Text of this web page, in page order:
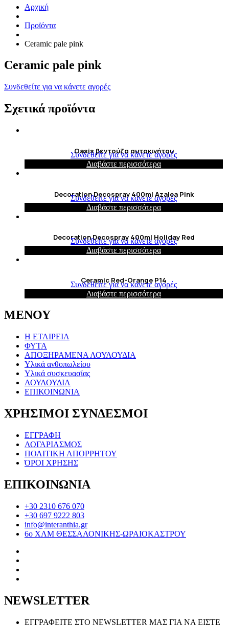
Αρχική
Προϊόντα
Ceramic pale pink
Ceramic pale pink
Συνδεθείτε για να κάνετε αγορές
Σχετικά προϊόντα
Oasis βεντούζα αυτοκινήτου
Συνδεθείτε για να κάνετε αγορές
Διαβάστε περισσότερα
Decoration Decospray 400ml Azalea Pink
Συνδεθείτε για να κάνετε αγορές
Διαβάστε περισσότερα
Decoration Decospray 400ml Holiday Red
Συνδεθείτε για να κάνετε αγορές
Διαβάστε περισσότερα
Ceramic Red-Orange P14
Συνδεθείτε για να κάνετε αγορές
Διαβάστε περισσότερα
ΜΕΝΟΥ
Η ΕΤΑΙΡΕΙΑ
ΦΥΤΑ
ΑΠΟΞΗΡΑΜΕΝΑ ΛΟΥΛΟΥΔΙΑ
Υλικά ανθοπωλείου
Υλικά συσκευασίας
ΛΟΥΛΟΥΔΙΑ
ΕΠΙΚΟΙΝΩΝΙΑ
ΧΡΗΣΙΜΟΙ ΣΥΝΔΕΣΜΟΙ
ΕΓΓΡΑΦΗ
ΛΟΓΑΡΙΑΣΜΟΣ
ΠΟΛΙΤΙΚΗ ΑΠΟΡΡΗΤΟΥ
ΌΡΟΙ ΧΡΗΣΗΣ
ΕΠΙΚΟΙΝΩΝΙΑ
+30 2310 676 070
+30 697 9222 803
info@interanthia.gr
6ο ΧΛΜ ΘΕΣΣΑΛΟΝΙΚΗΣ-ΩΡΑΙΟΚΑΣΤΡΟΥ
NEWSLETTER
ΕΓΓΡΑΦΕΙΤΕ ΣΤΟ NEWSLETTER ΜΑΣ ΓΙΑ ΝΑ ΕΙΣΤΕ